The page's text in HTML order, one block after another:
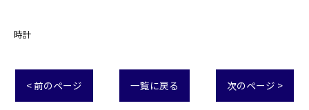
時計
< 前のページ 一覧に戻る 次のページ >